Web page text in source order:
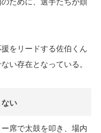
をリードする佐伯くん
い存在となっている。
い
席で太鼓を叩き、場内